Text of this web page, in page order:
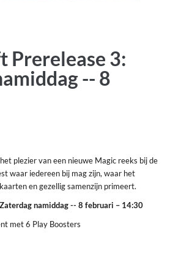
3:
-- 8
plezier van een nieuwe Magic reeks bij de
waar iedereen bij mag zijn, waar het
en gezellig samenzijn primeert.
namiddag -- 8 februari – 14:30
met 6 Play Boosters